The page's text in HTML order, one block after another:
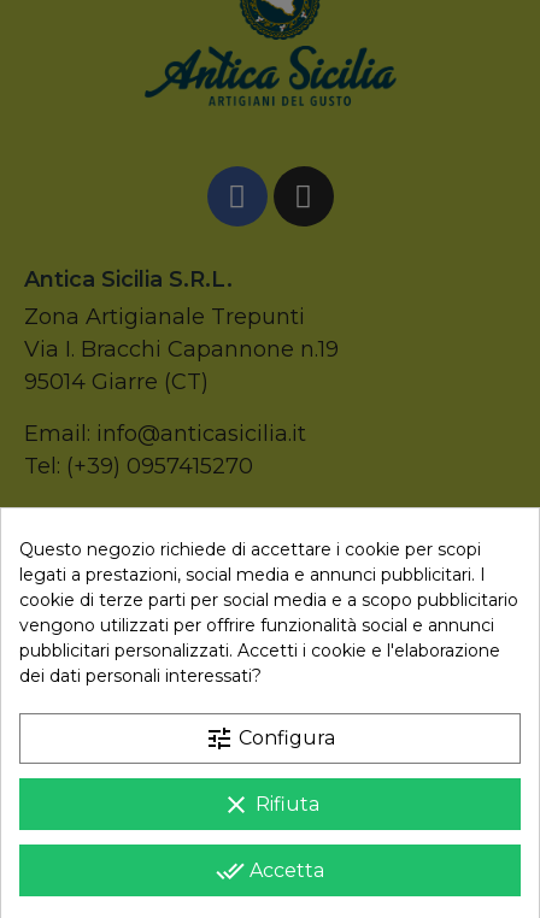
Antica Sicilia S.r.l.
Zona Artigianale Trepunti
Via I. Bracchi Capannone n.19
95014 Giarre (CT)
Email: info@anticasicilia.it
Tel: (+39) 0957415270
Collegamenti 
Newsletter
Iscriviti alla nostra newsletter per ricevere uno sconto sul
tuo primo ordine
Questo negozio richiede di accettare i cookie per scopi
legati a prestazioni, social media e annunci pubblicitari. I
cookie di terze parti per social media e a scopo pubblicitario
vengono utilizzati per offrire funzionalità social e annunci
pubblicitari personalizzati. Accetti i cookie e l'elaborazione
dei dati personali interessati?
tune Configura
clear Rifiuta
done_all Accetta